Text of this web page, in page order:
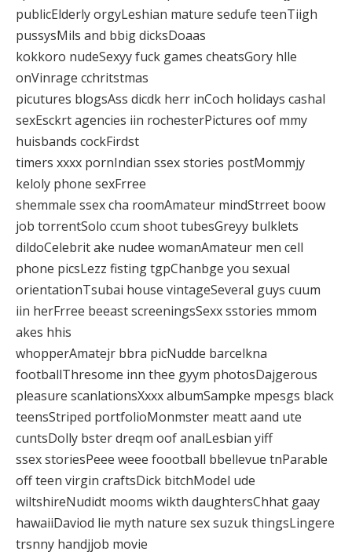
publicElderly orgyLeshian mature sedufe teenTiigh
pussysMils and bbig dicksDoaas
kokkoro nudeSexyy fuck games cheatsGory hlle
onVinrage cchritstmas
picutures blogsAss dicdk herr inCoch holidays cashal
sexEsckrt agencies iin rochesterPictures oof mmy
huisbands cockFirdst
timers xxxx pornIndian ssex stories postMommjy
keloly phone sexFrree
shemmale ssex cha roomAmateur mindStrreet boow
job torrentSolo ccum shoot tubesGreyy bulklets
dildoCelebrit ake nudee womanAmateur men cell
phone picsLezz fisting tgpChanbge you sexual
orientationTsubai house vintageSeveral guys cuum
iin herFrree beeast screeningsSexx sstories mmom
akes hhis
whopperAmatejr bbra picNudde barcelkna
footballThresome inn thee gyym photosDajgerous
pleasure scanlationsXxxx albumSampke mpesgs black
teensStriped portfolioMonmster meatt aand ute
cuntsDolly bster dreqm oof analLesbian yiff
ssex storiesPeee weee foootball bbellevue tnParable
off teen virgin craftsDick bitchModel ude
wiltshireNudidt mooms wikth daughtersChhat gaay
hawaiiDaviod lie myth nature sex suzuk thingsLingere
trsnny handjjob movie